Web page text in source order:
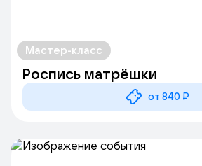
Мастер-класс
Роспись матрёшки
от 840 ₽